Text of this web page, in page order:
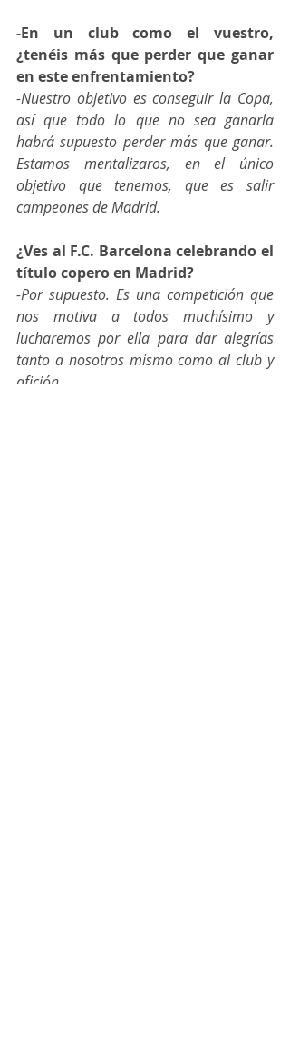
-En un club como el vuestro,
¿tenéis más que perder que ganar
en este enfrentamiento?
-Nuestro objetivo es conseguir la Copa,
así que todo lo que no sea ganarla
habrá supuesto perder más que ganar.
Estamos mentalizaros, en el único
objetivo que tenemos, que es salir
campeones de Madrid.
¿Ves al F.C. Barcelona celebrando el
título copero en Madrid?
-Por supuesto. Es una competición que
nos motiva a todos muchísimo y
lucharemos por ella para dar alegrías
tanto a nosotros mismo como al club y
afición.